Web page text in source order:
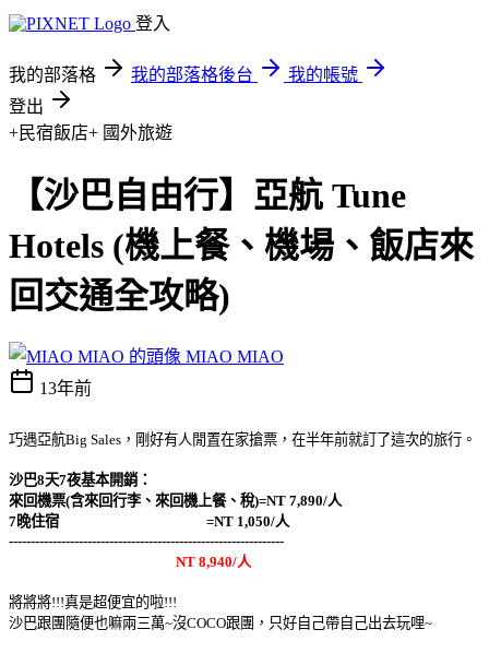
登入
我的部落格 我的部落格後台
我的帳號
登出
+民宿飯店+ 國外旅遊
【沙巴自由行】亞航 Tune
Hotels (機上餐、機場、飯店來
回交通全攻略)
MIAO MIAO
13年前
巧遇亞航Big Sales，剛好有人閒置在家搶票，在半年前就訂了這次的旅行。
沙巴8天7夜基本開銷：
來回機票(含來回行李、來回機上餐、稅)=NT 7,890/人
7晚住宿 =NT 1,050/人
---------------------------------------------------------------
NT 8,940/人
將將將!!!真是超便宜的啦!!!
沙巴跟團隨便也嘛兩三萬~沒COCO跟團，只好自己帶自己出去玩哩~